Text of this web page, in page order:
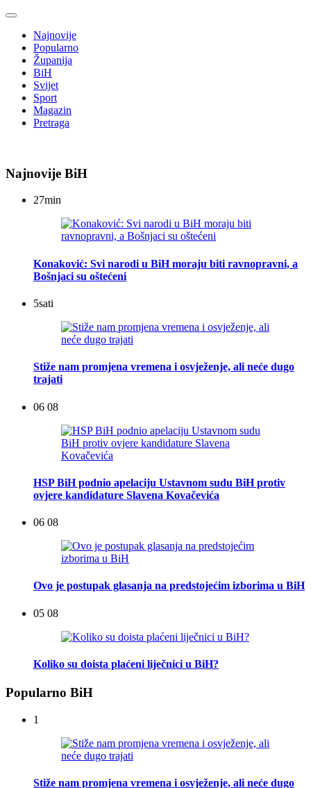
Najnovije
Popularno
Županija
BiH
Svijet
Sport
Magazin
Pretraga
Najnovije BiH
27min
Konaković: Svi narodi u BiH moraju biti ravnopravni, a
Bošnjaci su oštećeni
5sati
Stiže nam promjena vremena i osvježenje, ali neće dugo
trajati
06 08
HSP BiH podnio apelaciju Ustavnom sudu BiH protiv
ovjere kandidature Slavena Kovačevića
06 08
Ovo je postupak glasanja na predstojećim izborima u BiH
05 08
Koliko su doista plaćeni liječnici u BiH?
Popularno BiH
1
Stiže nam promjena vremena i osvježenje, ali neće dugo